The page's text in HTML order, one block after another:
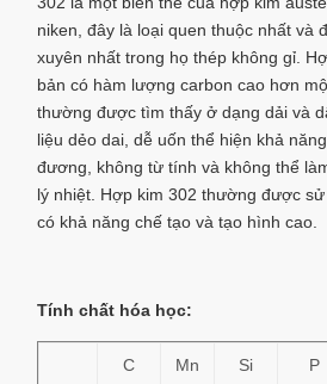
niken, đây là loại quen thuộc nhất và
xuyên nhất trong họ thép không gỉ.
bản có hàm lượng carbon cao hơn
thường được tìm thấy ở dạng dải và
liệu dẻo dai, dễ uốn thể hiện khả
đương, không từ tính và không thể
lý nhiệt. Hợp kim 302 thường được
có khả năng chế tạo và tạo hình cao.
Tính chất hóa học:
C Mn Si P